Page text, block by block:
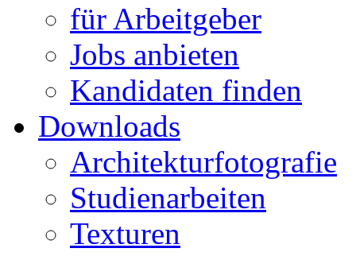
für Arbeitgeber
Jobs anbieten
Kandidaten finden
Downloads
Architekturfotografie
Studienarbeiten
Texturen